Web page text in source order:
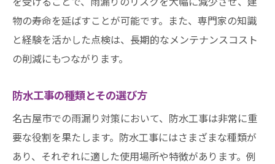
物の寿命を延ばすことが可能です。また、専門家の知識
と経験を活かした点検は、長期的なメンテナンスコスト
の削減にもつながります。
防水工事の種類とその選び方
名古屋市での雨漏り対策において、防水工事は非常に重
要な役割を果たします。防水工事にはさまざまな種類が
あり、それぞれに適した使用場所や特徴があります。例